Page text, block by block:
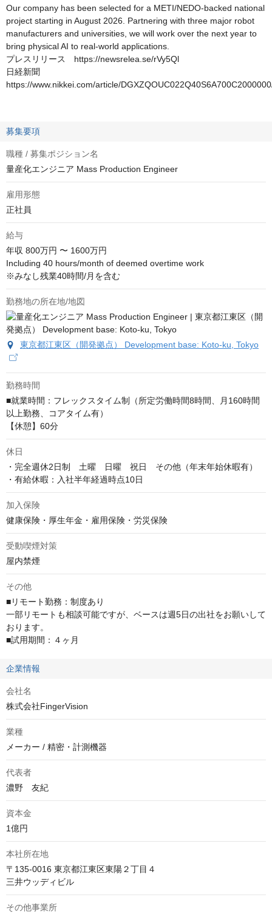
Our company has been selected for a METI/NEDO-backed national
project starting in August 2026. Partnering with three major robot
manufacturers and universities, we will work over the next year to
bring physical AI to real-world applications.
プレスリリース https://newsrelea.se/rVy5Ql
日経新聞
https://www.nikkei.com/article/
募集要項
職種 / 募集ポジション名
量産化エンジニア Mass Production Engineer
雇用形態
正社員
給与
年収 800万円 〜 1600万円
Including 40 hours/month of deemed overtime work
※みなし残業40時間/月を含む
勤務地の所在地/地図
東京都江東区（開発拠点） Development base: Koto-ku, Tokyo
勤務時間
■就業時間：フレックスタイム制（所定労働時間8時間、月160時間
以上勤務、コアタイム有）
【休憩】60分
休日
・完全週休2日制　土曜　日曜　祝日　その他（年末年始休暇有）
・有給休暇：入社半年経過時点10日
加入保険
健康保険・厚生年金・雇用保険・労災保険
受動喫煙対策
屋内禁煙
その他
■リモート勤務：制度あり
一部リモートも相談可能ですが、ベースは週5日の出社をお願いして
おります。
■試用期間：４ヶ月
企業情報
会社名
株式会社FingerVision
業種
メーカー / 精密・計測機器
代表者
濃野　友紀
資本金
1億円
本社所在地
〒135-0016 東京都江東区東陽２丁目４
三井ウッディビル
その他事業所